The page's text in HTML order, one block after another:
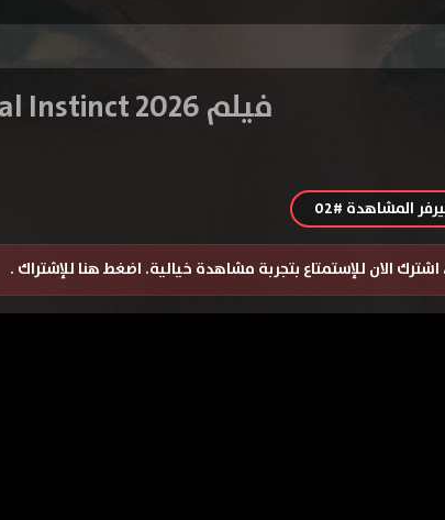
فيلم Maternal Instinct 2026 مترجم
المشاهدة #02
الان للإستمتاع بتجربة مشاهدة خيالية. اضغط هنا للإشتراك .